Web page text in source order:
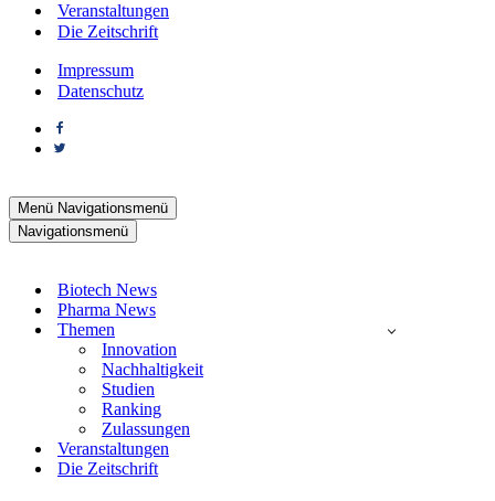
Veranstaltungen
Die Zeitschrift
Impressum
Datenschutz
Menü Navigationsmenü
Navigationsmenü
Biotech News
Pharma News
Themen
Innovation
Nachhaltigkeit
Studien
Ranking
Zulassungen
Veranstaltungen
Die Zeitschrift